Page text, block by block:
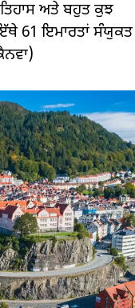
ਅਤੇ ਬਹੁਤ ਕੁਝ
61 ਇਮਾਰਤਾਂ ਸੰਯੁਕਤ